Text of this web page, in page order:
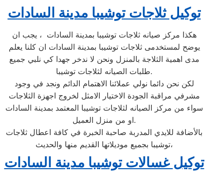
توكيل ثلاجات توشيبا مدينة السادات
هكذا مركز صيانه ثلاجات توشيبا بمدينة السادات ، يجب ان
يوضح لمستخدمى ثلاجات توشيبا بمدينة السادات ان كلنا يعلم
مدى اهمية الثلاجة بالمنزل ونحن لا ندخر جهدا كي نلبي جميع
طلبات الصيانه لثلاجات توشيبا.
لكن نحن دائما نولي عملائنا الاهتمام الدائم ونجد في وجود
مشرفي مراقبة الجودة الاختيار الامثل لخروج اجهزة الثلاجات
سواء من مركز الصيانه لثلاجات توشيبا المعتمد بمدينة السادات
او من منزل العميل.
بالأضافة للايدي المدربة صاحبة الخبرة في كافة اعطال ثلاجات
توشيبا بجميع موديلاتها القديم منها والحديث،
توكيل غسالات توشيبا مدينة السادات